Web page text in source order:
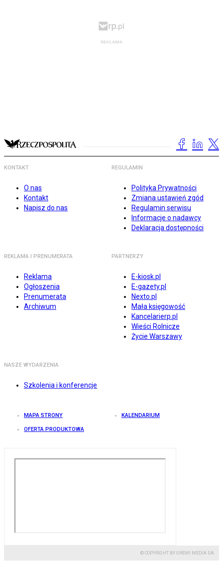
KONTAKT
O nas
Kontakt
Napisz do nas
REGULAMIN
Polityka Prywatności
Zmiana ustawień zgód
Regulamin serwisu
Informacje o nadawcy
Deklaracja dostępności
REKLAMA I PRENUMERATA
Reklama
Ogłoszenia
Prenumerata
Archiwum
PARTNERZY
E-kiosk.pl
E-gazety.pl
Nexto.pl
Mała księgowość
Kancelarierp.pl
Wieści Rolnicze
Życie Warszawy
NASZE WYDARZENIA
Szkolenia i konferencje
MAPA STRONY KALENDARIUM
OFERTA PRODUKTOWA
© COPYRIGHT BY GREMI MEDIA SA